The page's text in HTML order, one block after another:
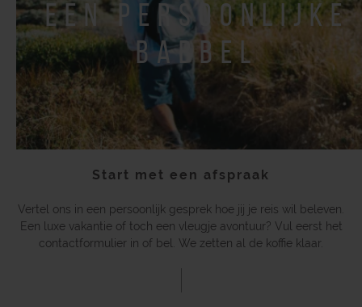
een persoonlijke
babbel
Start met een afspraak
Vertel ons in een persoonlijk gesprek hoe jij je reis wil beleven.
Een luxe vakantie of toch een vleugje avontuur? Vul eerst het
contactformulier in of bel. We zetten al de koffie klaar.